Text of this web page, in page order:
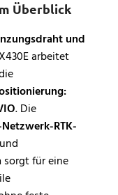
Überblick
und
arbeitet
. Die
RTK-
sorgt für eine